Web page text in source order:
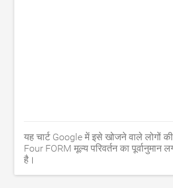
यह चार्ट Google में इसे खोजने वाले लोगों
Four FORM मूल्य परिवर्तन का पूर्वानुमान
है।